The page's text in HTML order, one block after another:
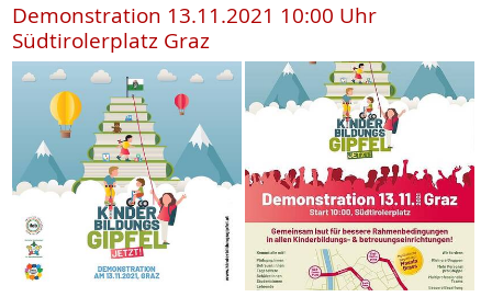
Demonstration 13.11.2021 10:00 Uhr
Südtirolerplatz Graz